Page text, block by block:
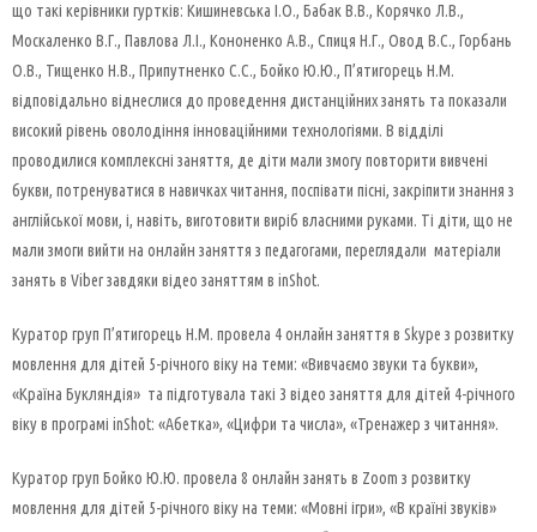
що такі керівники гуртків: Кишиневська І.О., Бабак В.В., Корячко Л.В.,
Москаленко В.Г., Павлова Л.І., Кононенко А.В., Спиця Н.Г., Овод В.С., Горбань
О.В., Тищенко Н.В., Припутненко С.С., Бойко Ю.Ю., П’ятигорець Н.М.
відповідально віднеслися до проведення дистанційних занять та показали
високий рівень оволодіння інноваційними технологіями. В відділі
проводилися комплексні заняття, де діти мали змогу повторити вивчені
букви, потренуватися в навичках читання, поспівати пісні, закріпити знання з
англійської мови, і, навіть, виготовити виріб власними руками. Ті діти, що не
мали змоги вийти на онлайн заняття з педагогами, переглядали матеріали
занять в Viber завдяки відео заняттям в inShot.
Куратор груп П’ятигорець Н.М. провела 4 онлайн заняття в Skype з розвитку
мовлення для дітей 5-річного віку на теми: «Вивчаємо звуки та букви»,
«Країна Букляндія» та підготувала такі 3 відео заняття для дітей 4-річного
віку в програмі inShot: «Абетка», «Цифри та числа», «Тренажер з читання».
Куратор груп Бойко Ю.Ю. провела 8 онлайн занять в Zoom з розвитку
мовлення для дітей 5-річного віку на теми: «Мовні ігри», «В країні звуків»